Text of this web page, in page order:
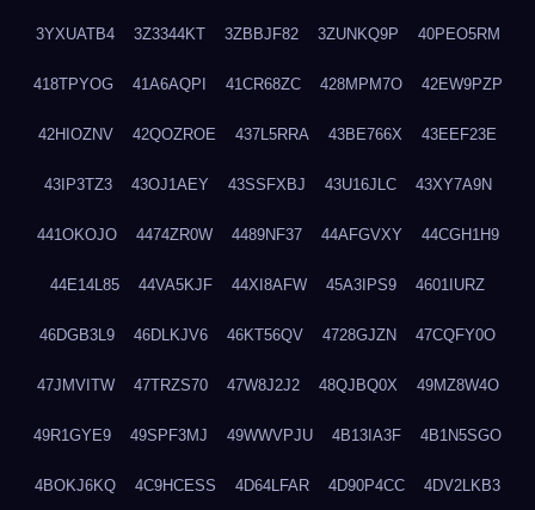
3YXUATB4 3Z3344KT 3ZBBJF82 3ZUNKQ9P 40PEO5RM
418TPYOG 41A6AQPI 41CR68ZC 428MPM7O 42EW9PZP
42HIOZNV 42QOZROE 437L5RRA 43BE766X 43EEF23E
43IP3TZ3 43OJ1AEY 43SSFXBJ 43U16JLC 43XY7A9N
441OKOJO 4474ZR0W 4489NF37 44AFGVXY 44CGH1H9
44E14L85 44VA5KJF 44XI8AFW 45A3IPS9 4601IURZ
46DGB3L9 46DLKJV6 46KT56QV 4728GJZN 47CQFY0O
47JMVITW 47TRZS70 47W8J2J2 48QJBQ0X 49MZ8W4O
49R1GYE9 49SPF3MJ 49WWVPJU 4B13IA3F 4B1N5SGO
4BOKJ6KQ 4C9HCESS 4D64LFAR 4D90P4CC 4DV2LKB3